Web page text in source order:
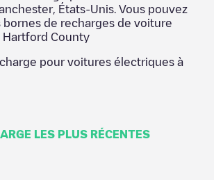
, États-Unis . Vous pouvez
de recharges de voiture
Hartford County
pour voitures électriques à
LES PLUS RÉCENTES